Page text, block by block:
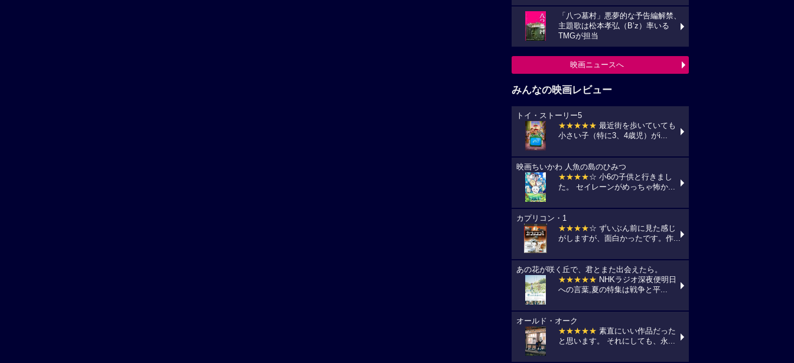
「八つ墓村」悪夢的な予告編解禁、
主題歌は松本孝弘（B’z）率いる
TMGが担当
映画ニュースへ
みんなの映画レビュー
トイ・ストーリー5
★★★★★ 最近街を歩いていても
小さい子（特に3、4歳児）がi...
映画ちいかわ 人魚の島のひみつ
★★★★☆ 小6の子供と行きまし
た。 セイレーンがめっちゃ怖か...
カプリコン・1
★★★★☆ ずいぶん前に見た感じ
がしますが、面白かったです。作...
あの花が咲く丘で、君とまた出会えたら。
★★★★★ NHKラジオ深夜便明日
への言葉,夏の特集は戦争と平...
オールド・オーク
★★★★★ 素直にいい作品だった
と思います。 それにしても、永...